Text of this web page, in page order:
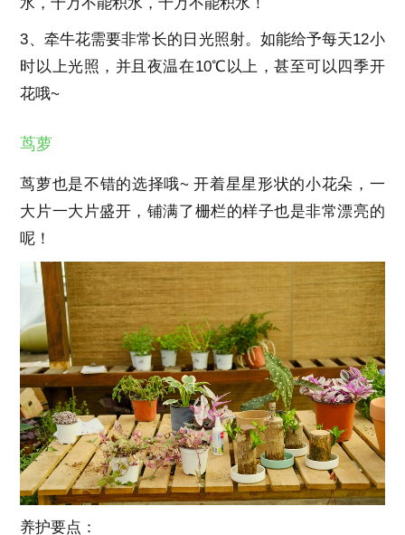
3、牵牛花需要非常长的日光照射。如能给予每天12小
时以上光照，并且夜温在10℃以上，甚至可以四季开
花哦~
茑萝
茑萝也是不错的选择哦~ 开着星星形状的小花朵，一
大片一大片盛开，铺满了栅栏的样子也是非常漂亮的
呢！
养护要点：